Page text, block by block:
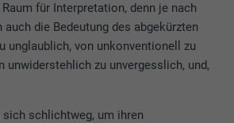
für Interpretation, denn je nach
die Bedeutung des abgekürzten
unglaublich, von unkonventionell zu
unwiderstehlich zu unvergesslich, und,
sich schlichtweg, um ihren